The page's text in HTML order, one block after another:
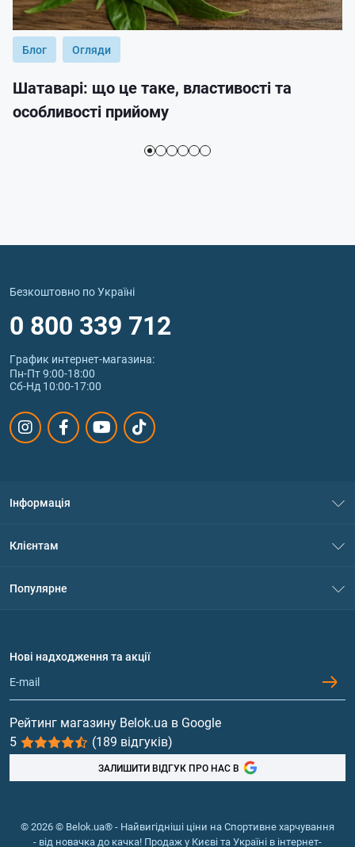
Блог Огляди
Шатаварі: що це таке, властивості та
особливості прийому
Безкоштовно по Україні
0 800 339 712
График интернет‑магазина:
Пн-Пт 9:00-18:00
Сб-Нд 10:00-17:00
Інформація
Політика конфіденційності
Обмін та повернення
Клієнтам
Популярне
Протеїн
Гейнери
Вітаміни та мінерали
Риб'ячий жир, жирні кислоти
Нові надходження та акції
Рейтинг магазину Belok.ua в Google
5
(189 відгуків)
ЗАЛИШИТИ ВІДГУК ПРО НАС В
© 2026 © Belok.ua® - Найвигідніші ціни на Спортивне харчування
- від новачка до качка! Продаж у Києві та Україні в інтернет-